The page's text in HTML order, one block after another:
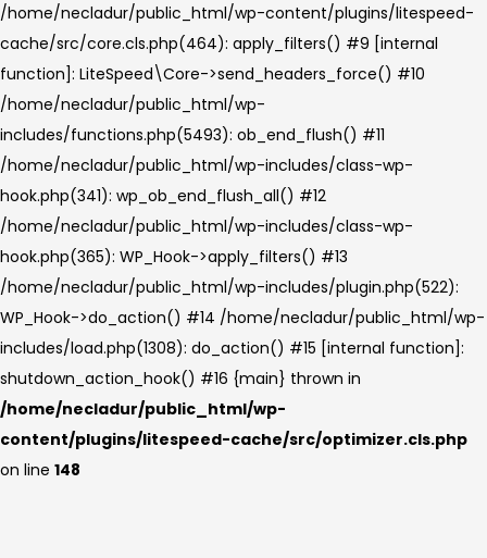
/home/necladur/public_html/wp-content/plugins/litespeed-
cache/src/core.cls.php(464): apply_filters() #9 [internal
function]: LiteSpeed\Core->send_headers_force() #10
/home/necladur/public_html/wp-
includes/functions.php(5493): ob_end_flush() #11
/home/necladur/public_html/wp-includes/class-wp-
hook.php(341): wp_ob_end_flush_all() #12
/home/necladur/public_html/wp-includes/class-wp-
hook.php(365): WP_Hook->apply_filters() #13
/home/necladur/public_html/wp-includes/plugin.php(522):
WP_Hook->do_action() #14 /home/necladur/public_html/wp-
includes/load.php(1308): do_action() #15 [internal function]:
shutdown_action_hook() #16 {main} thrown in
/home/necladur/public_html/wp-
content/plugins/litespeed-cache/src/optimizer.cls.php
on line 148